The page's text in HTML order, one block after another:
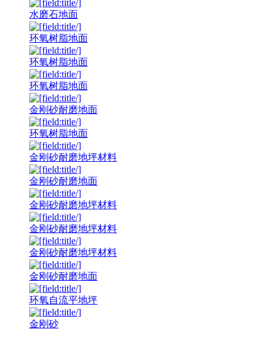
水磨石地面
环氧树脂地面
环氧树脂地面
环氧树脂地面
金刚砂耐磨地面
环氧树脂地面
金刚砂耐磨地坪材料
金刚砂耐磨地面
金刚砂耐磨地坪材料
金刚砂耐磨地坪材料
金刚砂耐磨地坪材料
金刚砂耐磨地面
环氧自流平地坪
金刚砂